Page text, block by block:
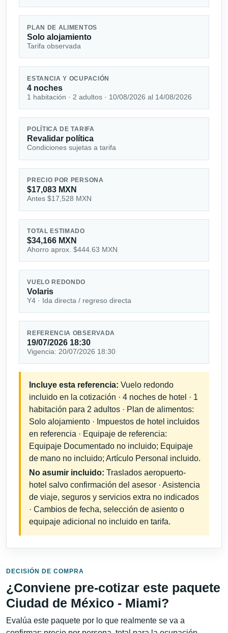
PLAN DE ALIMENTOS
Solo alojamiento
Tarifa observada
ESTANCIA Y OCUPACIÓN
4 noches
1 habitación · 2 adultos · 10/08/2026 al 14/08/2026
POLÍTICA DE TARIFA
Revalidar política
Condiciones sujetas a tarifa
PRECIO POR PERSONA
$17,083 MXN
Antes $17,528 MXN
TOTAL ESTIMADO
$34,166 MXN
Ahorro aprox. $444.63 MXN
VUELO REDONDO
Volaris
Y4 · Ida directa / regreso directa
REFERENCIA OBSERVADA
19/07/2026 18:30
Vigencia: 20/07/2026 18:30
Incluye esta referencia: Vuelo redondo
incluido en la cotización · 4 noches de hotel · 1
habitación para 2 adultos · Plan de alimentos:
Solo alojamiento · Impuestos de hotel incluidos
en referencia · Equipaje de referencia:
Equipaje Documentado no incluido; Equipaje
de mano no incluido; Artículo Personal incluido.
No asumir incluido: Traslados aeropuerto-
hotel salvo confirmación del asesor · Asistencia
de viaje, seguros y servicios extra no indicados
· Cambios de fecha, selección de asiento o
equipaje adicional no incluido en tarifa.
DECISIÓN DE COMPRA
¿Conviene pre-cotizar este paquete
Ciudad de México - Miami?
Evalúa este paquete por lo que realmente se va a